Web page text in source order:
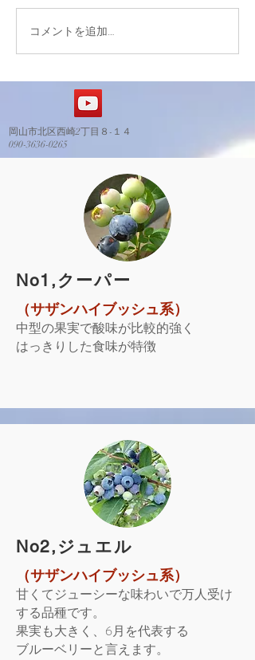
定植エリアの造成ステー
ジに進んでいます。
コメントを追加…
岡山市北区西崎2丁目８-１４
​090-3636-0265
​No1,クーパー
（サザンハイブッシュ系）
中型の果実で酸味が比較的強く
はっきりした食味が特徴
​No2,ジュエル
（サザンハイブッシュ系）
甘くてジューシーな味わいで万人受け
する品種です。
果実も大きく、6月を代表する
ブルーベリーと言えます。